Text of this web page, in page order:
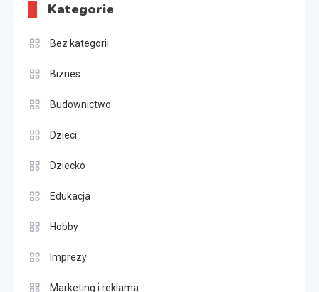
Kategorie
Bez kategorii
Biznes
Budownictwo
Dzieci
Dziecko
Edukacja
Hobby
Imprezy
Marketing i reklama